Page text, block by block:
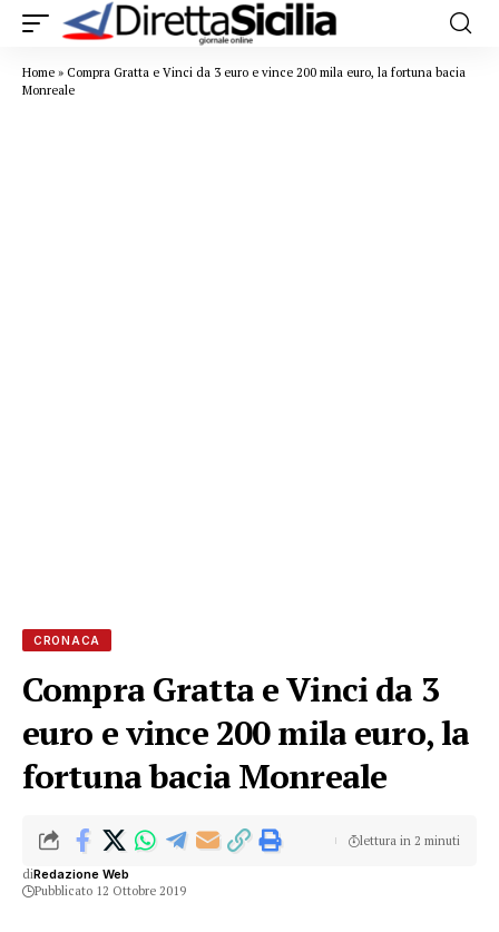
Home » Compra Gratta e Vinci da 3 euro e vince 200 mila euro, la fortuna bacia
Monreale
CRONACA
Compra Gratta e Vinci da 3
euro e vince 200 mila euro, la
fortuna bacia Monreale
diRedazione Web
Pubblicato 12 Ottobre 2019
lettura in 2 minuti